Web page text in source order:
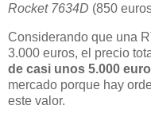
Rocket 7634D (850
Considerando que una
3.000 euros, el precio
de casi unos 5.000
mercado porque hay
este valor.